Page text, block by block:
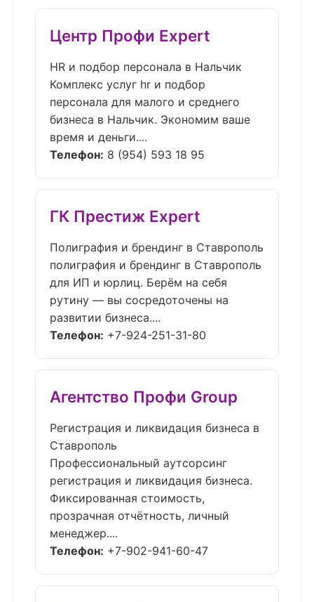
Центр Профи Expert
HR и подбор персонала в Нальчик
Комплекс услуг hr и подбор
персонала для малого и среднего
бизнеса в Нальчик. Экономим ваше
время и деньги....
Телефон: 8 (954) 593 18 95
ГК Престиж Expert
Полиграфия и брендинг в Ставрополь
полиграфия и брендинг в Ставрополь
для ИП и юрлиц. Берём на себя
рутину — вы сосредоточены на
развитии бизнеса....
Телефон: +7-924-251-31-80
Агентство Профи Group
Регистрация и ликвидация бизнеса в
Ставрополь
Профессиональный аутсорсинг
регистрация и ликвидация бизнеса.
Фиксированная стоимость,
прозрачная отчётность, личный
менеджер....
Телефон: +7-902-941-60-47